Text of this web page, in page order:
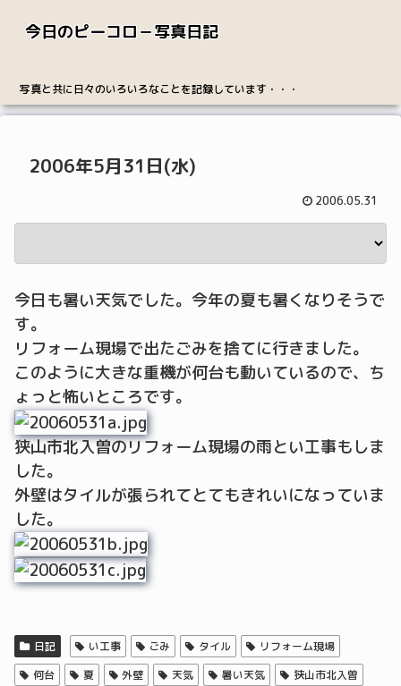
今日のピーコロ－写真日記
写真と共に日々のいろいろなことを記録しています・・・
2006年5月31日(水)
2006.05.31
今日も暑い天気でした。今年の夏も暑くなりそうで
す。
リフォーム現場で出たごみを捨てに行きました。
このように大きな重機が何台も動いているので、ち
ょっと怖いところです。
狭山市北入曽のリフォーム現場の雨とい工事もしま
した。
外壁はタイルが張られてとてもきれいになっていま
した。
日記 い工事 ごみ タイル
リフォーム現場
何台
夏 外壁 天気 暑い天気
狭山市北入曽